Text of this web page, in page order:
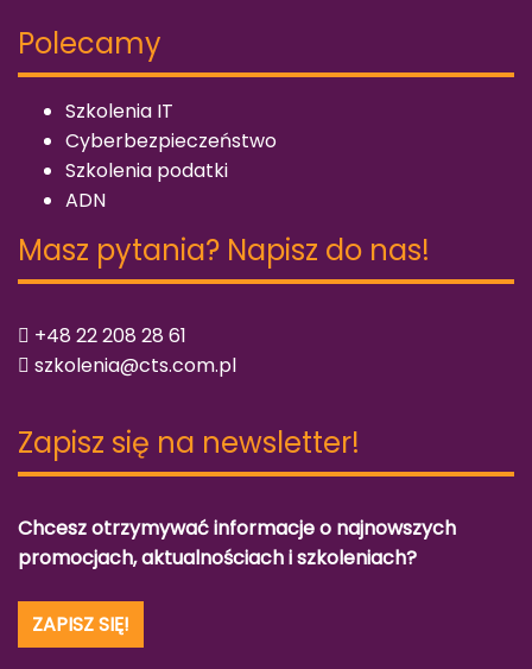
Polecamy
Szkolenia IT
Cyberbezpieczeństwo
Szkolenia podatki
ADN
Masz pytania? Napisz do nas!
+48 22 208 28 61
szkolenia@cts.com.pl
Zapisz się na newsletter!
Chcesz otrzymywać informacje o najnowszych
promocjach, aktualnościach i szkoleniach?
ZAPISZ SIĘ!